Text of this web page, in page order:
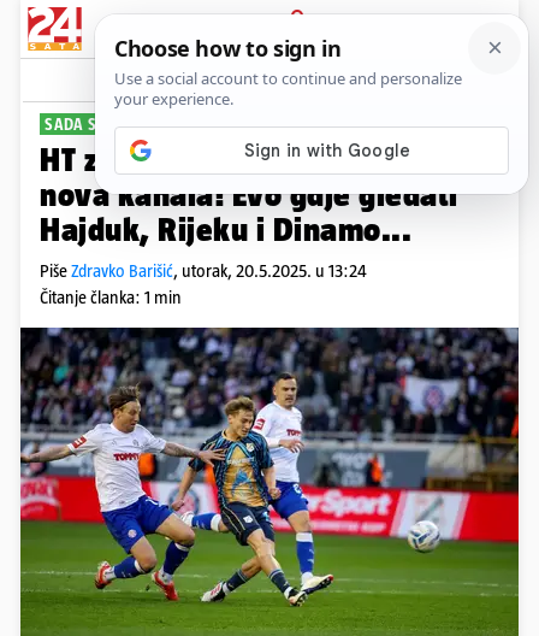
PRIJAVA
Sport Komentari
SADA SE I TO ZNA
HT za posljednje kolo otvara tri
nova kanala! Evo gdje gledati
Hajduk, Rijeku i Dinamo...
PišeZdravko Barišić, utorak, 20.5.2025. u 13:24
Čitanje članka: 1 min